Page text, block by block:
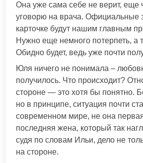
Она уже сама себе не верит, еще
уговорю на врача. Официальные
карточке будут нашим главным
Нужно еще немного потерпеть, а
Обидно будет, ведь уже почти
Юля ничего не понимала –
получилось. Что происходит?
стороне — это хотя бы понятно.
но в принципе, ситуация почти
современном мире, не она
последняя жена, который так
судя по словам Ильи, дело не
на стороне.